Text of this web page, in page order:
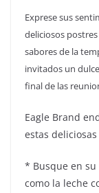
Exprese sus
deliciosos
sabores de la
invitados un
final de las
Eagle Brand
estas
* Busque en su
como la leche